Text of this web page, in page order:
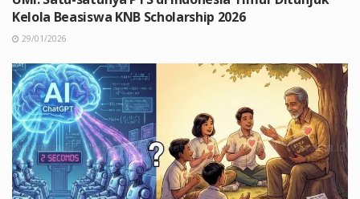
Kelola Beasiswa KNB Scholarship 2026
29/01/2026